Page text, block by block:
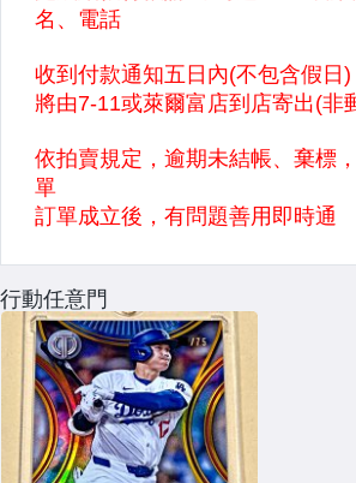
行動任意門